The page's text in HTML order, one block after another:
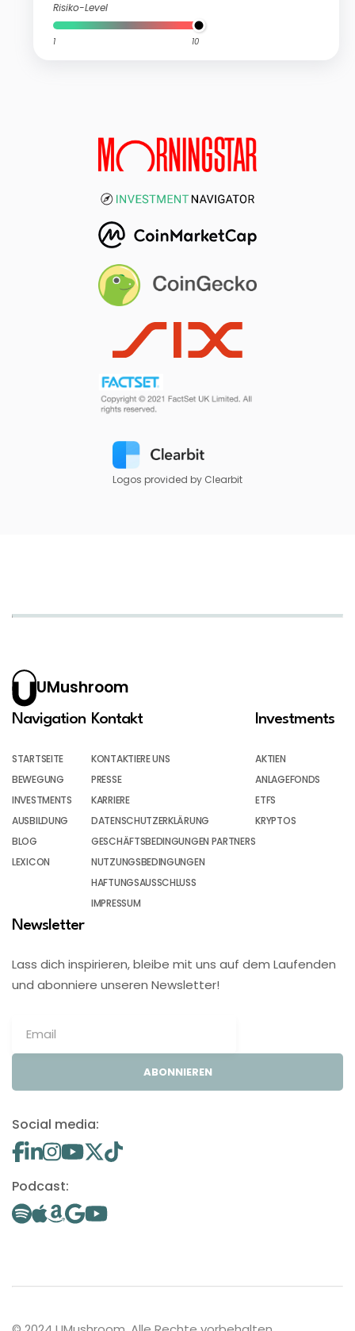
Risiko-Level
1 10
Logos provided by Clearbit
UMushroom
Navigation
STARTSEITE
BEWEGUNG
INVESTMENTS
AUSBILDUNG
BLOG
LEXICON
Kontakt
KONTAKTIERE UNS
PRESSE
KARRIERE
DATENSCHUTZERKLÄRUNG
GESCHÄFTSBEDINGUNGEN PARTNERS
NUTZUNGSBEDINGUNGEN
HAFTUNGSAUSSCHLUSS
IMPRESSUM
Investments
AKTIEN
ANLAGEFONDS
ETFS
KRYPTOS
Newsletter
Lass dich inspirieren, bleibe mit uns auf dem Laufenden
und abonniere unseren Newsletter!
ABONNIEREN
Social media:
Podcast: